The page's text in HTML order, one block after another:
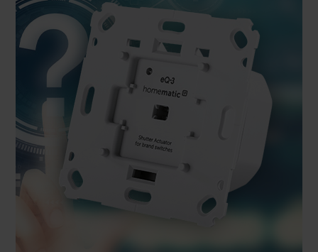
erteilte Zustimmung können Sie jederzeit unter dem
Link „Cookie Einstellungen“ anpassen oder widerrufen.
Die Rechtmäßigkeit der Speicherung, Abrufung und
Weiterverarbeitung dieser Daten zur Auswertung und
Analyse bis zum Zeitpunkt des Widerrufs bleibt hiervon
unberührt. Ihre Browser-Einstellungen können dazu
führen, dass die Einstellungen nicht längerfristig
gespeichert werden und dieses Banner erneut
angezeigt wird.
„Einige Drittanbieter verarbeiten personenbezogene
Daten in den USA. Ihre Einwilligung zur Einbindung von
Cookies dieser Drittanbieter umfasst daher ggf. auch